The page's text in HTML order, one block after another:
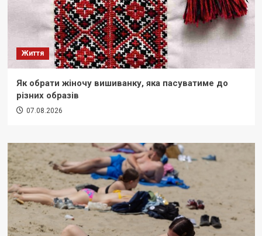
Життя
Як обрати жіночу вишиванку, яка пасуватиме до
різних образів
07.08.2026